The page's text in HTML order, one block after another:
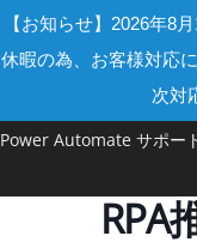
【お知らせ】2026年8
休暇の為、お客様対応
次対
Power Automate サポー
RPA